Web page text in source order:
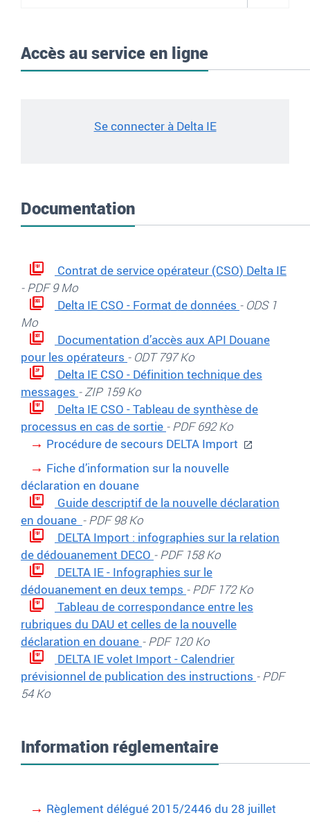
Accès au service en ligne
Se connecter à Delta IE
Documentation
Contrat de service opérateur (CSO) Delta IE
- PDF 9 Mo
Delta IE CSO - Format de données - ODS 1
Mo
Documentation d’accès aux API Douane
pour les opérateurs - ODT 797 Ko
Delta IE CSO - Définition technique des
messages - ZIP 159 Ko
Delta IE CSO - Tableau de synthèse de
processus en cas de sortie - PDF 692 Ko
Procédure de secours DELTA Import
Fiche d’information sur la nouvelle
déclaration en douane
Guide descriptif de la nouvelle déclaration
en douane - PDF 98 Ko
DELTA Import : infographies sur la relation
de dédouanement DECO - PDF 158 Ko
DELTA IE - Infographies sur le
dédouanement en deux temps - PDF 172 Ko
Tableau de correspondance entre les
rubriques du DAU et celles de la nouvelle
déclaration en douane - PDF 120 Ko
DELTA IE volet Import - Calendrier
prévisionnel de publication des instructions - PDF
54 Ko
Information réglementaire
Règlement délégué 2015/2446 du 28 juillet